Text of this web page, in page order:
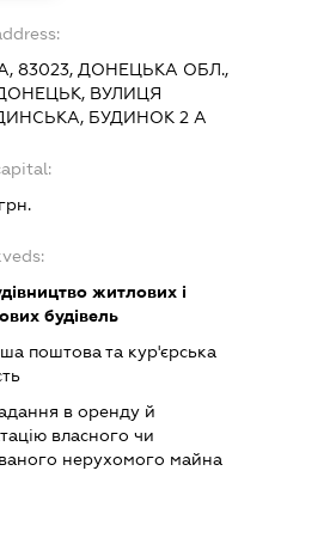
83023, ДОНЕЦЬКА ОБЛ.,
ВУЛИЦЯ
БУДИНОК 2 А
житлових і
будівель
поштова та кур'єрська
в оренду й
власного чи
нерухомого майна